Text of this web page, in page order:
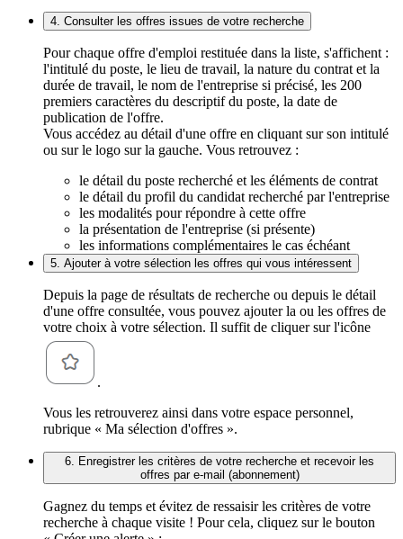
4. Consulter les offres issues de votre recherche
Pour chaque offre d'emploi restituée dans la liste, s'affichent :
l'intitulé du poste, le lieu de travail, la nature du contrat et la
durée de travail, le nom de l'entreprise si précisé, les 200
premiers caractères du descriptif du poste, la date de
publication de l'offre.
Vous accédez au détail d'une offre en cliquant sur son intitulé
ou sur le logo sur la gauche. Vous retrouvez :
le détail du poste recherché et les éléments de contrat
le détail du profil du candidat recherché par l'entreprise
les modalités pour répondre à cette offre
la présentation de l'entreprise (si présente)
les informations complémentaires le cas échéant
5. Ajouter à votre sélection les offres qui vous intéressent
Depuis la page de résultats de recherche ou depuis le détail
d'une offre consultée, vous pouvez ajouter la ou les offres de
votre choix à votre sélection. Il suffit de cliquer sur l'icône
.
Vous les retrouverez ainsi dans votre espace personnel,
rubrique « Ma sélection d'offres ».
6. Enregistrer les critères de votre recherche et recevoir les
offres par e-mail (abonnement)
Gagnez du temps et évitez de ressaisir les critères de votre
recherche à chaque visite ! Pour cela, cliquez sur le bouton